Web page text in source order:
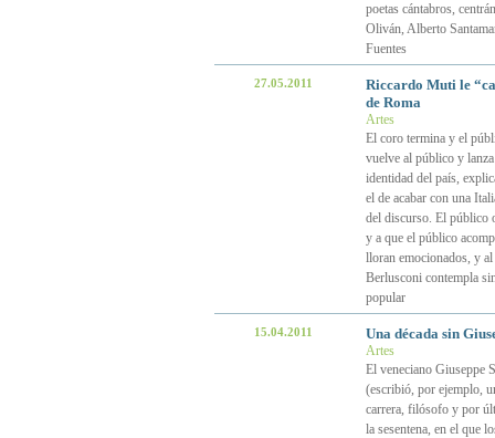
poetas cántabros,
Oliván, Alberto
Fuentes
27.05.2011
Riccardo Muti le
de Roma
Artes
El coro termina y el
vuelve al público y
identidad del país,
el de acabar con una
del discurso. El público
y a que el público
lloran emocionados, y
Berlusconi contempla
popular
15.04.2011 Una década sin
Artes
El veneciano Giuseppe
(escribió, por ejemplo,
carrera, filósofo y por
la sesentena, en el que